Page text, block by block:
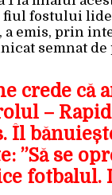
fiul fostului
a emis, prin
semnat
crede că
–
Îl
”Să se
fotbalul.